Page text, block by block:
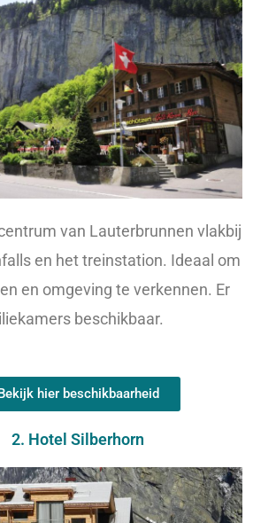
van Lauterbrunnen vlakbij
en het treinstation. Ideaal om
en omgeving te verkennen. Er
beschikbaar.
Bekijk hier beschikbaarheid
2. Hotel Silberhorn